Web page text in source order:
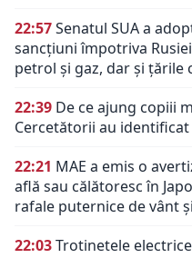
22:57Senatul SUA a
sancțiuni împotriva
petrol și gaz, dar și țările
22:39 De ce ajung copiii
Cercetătorii au
22:21 MAE a emis o
află sau călătoresc în
rafale puternice de vânt
22:03Trotinetele